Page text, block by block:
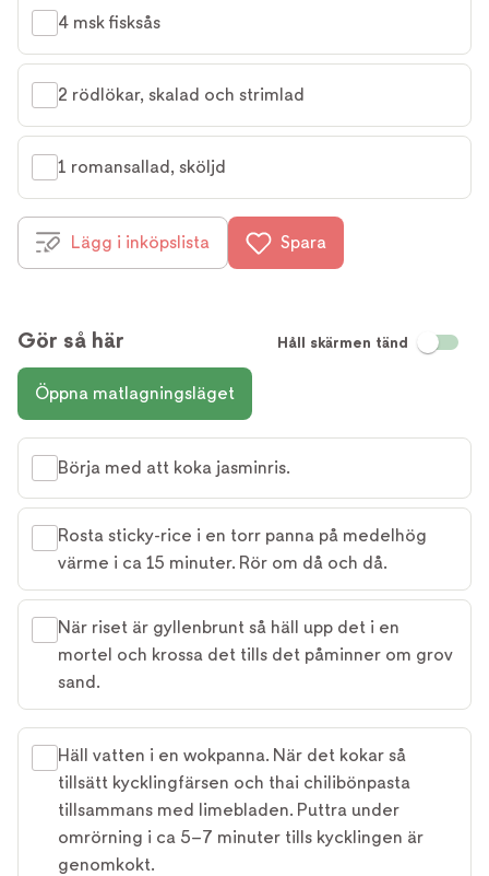
4 msk fisksås
2 rödlökar, skalad och strimlad
1 romansallad, sköljd
Lägg i inköpslista Spara
Gör så här Håll skärmen tänd
Öppna matlagningsläget
Börja med att koka jasminris.
Rosta sticky-rice i en torr panna på medelhög
värme i ca 15 minuter. Rör om då och då.
När riset är gyllenbrunt så häll upp det i en
mortel och krossa det tills det påminner om grov
sand.
Häll vatten i en wokpanna. När det kokar så
tillsätt kycklingfärsen och thai chilibönpasta
tillsammans med limebladen. Puttra under
omrörning i ca 5–7 minuter tills kycklingen är
genomkokt.